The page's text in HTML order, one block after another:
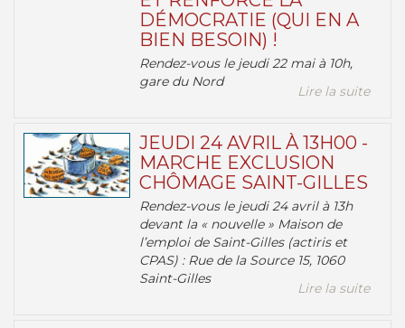
DÉMOCRATIE (QUI EN A
BIEN BESOIN) !
Rendez-vous le jeudi 22 mai à 10h,
gare du Nord
Lire la suite
JEUDI 24 AVRIL À 13H00 -
MARCHE EXCLUSION
CHÔMAGE SAINT-GILLES
Rendez-vous le jeudi 24 avril à 13h
devant la « nouvelle » Maison de
l’emploi de Saint-Gilles (actiris et
CPAS) : Rue de la Source 15, 1060
Saint-Gilles
Lire la suite